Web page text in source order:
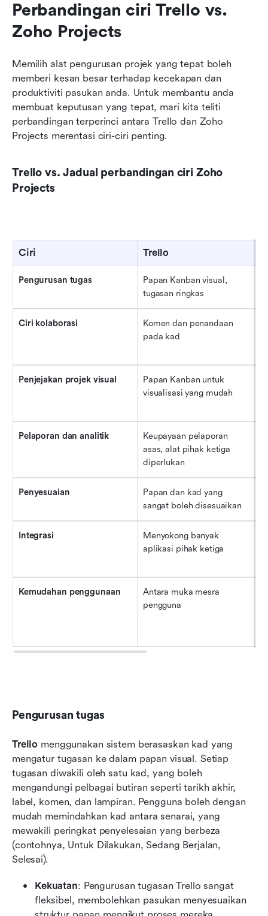
Perbandingan ciri Trello vs.
Zoho Projects
Memilih alat pengurusan projek yang tepat boleh
memberi kesan besar terhadap kecekapan dan
produktiviti pasukan anda. Untuk membantu anda
membuat keputusan yang tepat, mari kita teliti
perbandingan terperinci antara Trello dan Zoho
Projects merentasi ciri-ciri penting.
Trello vs. Jadual perbandingan ciri Zoho
Projects
Ciri Trello
Pengurusan tugas
Papan Kanban visual,
tugasan ringkas
Ciri kolaborasi
Komen dan penandaan
pada kad
Penjejakan projek visual
Papan Kanban untuk
visualisasi yang mudah
Pelaporan dan analitik
Keupayaan pelaporan
asas, alat pihak ketiga
diperlukan
Penyesuaian
Papan dan kad yang
sangat boleh disesuaikan
Integrasi
Menyokong banyak
aplikasi pihak ketiga
Kemudahan penggunaan
Antara muka mesra
pengguna
Pengurusan tugas
Trello menggunakan sistem berasaskan kad yang
mengatur tugasan ke dalam papan visual. Setiap
tugasan diwakili oleh satu kad, yang boleh
mengandungi pelbagai butiran seperti tarikh akhir,
label, komen, dan lampiran. Pengguna boleh dengan
mudah memindahkan kad antara senarai, yang
mewakili peringkat penyelesaian yang berbeza
(contohnya, Untuk Dilakukan, Sedang Berjalan,
Selesai).
Kekuatan: Pengurusan tugasan Trello sangat
fleksibel, membolehkan pasukan menyesuaikan